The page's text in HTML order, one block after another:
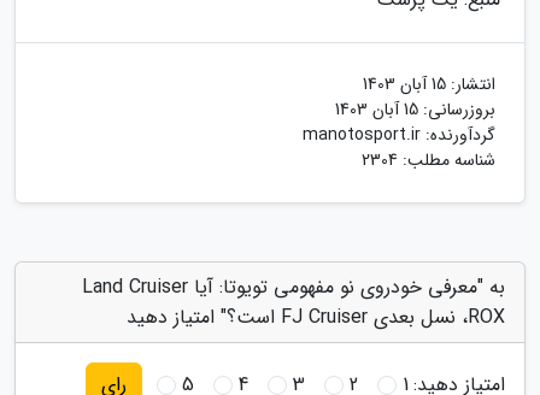
انتشار: 15 آبان 1403
بروزرسانی: 15 آبان 1403
گردآورنده: manotosport.ir
شناسه مطلب: 2304
به "معرفی خودروی نو مفهومی تویوتا: آیا Land Cruiser
ROX، نسل بعدی FJ Cruiser است؟" امتیاز دهید
امتیاز دهید:1
2
3
4
5 رای